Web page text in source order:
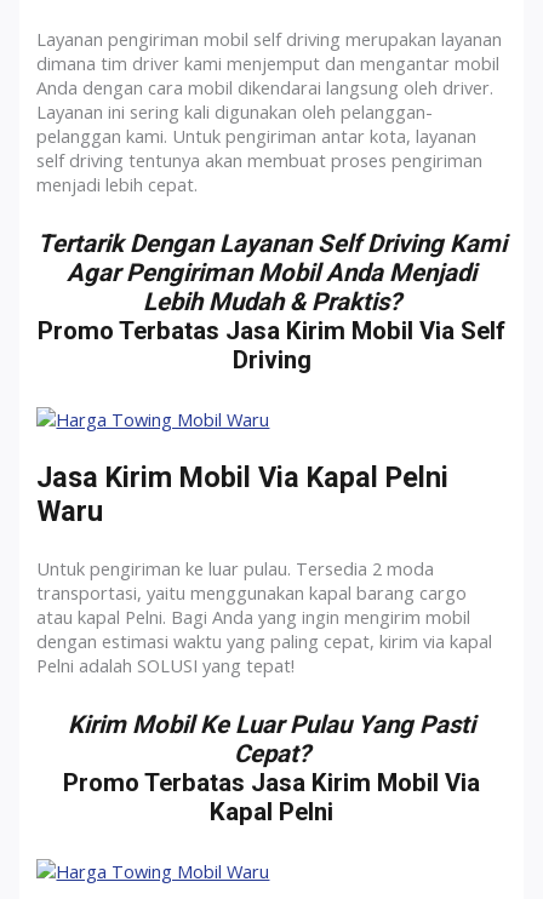
Layanan pengiriman mobil self driving merupakan layanan
dimana tim driver kami menjemput dan mengantar mobil
Anda dengan cara mobil dikendarai langsung oleh driver.
Layanan ini sering kali digunakan oleh pelanggan-
pelanggan kami. Untuk pengiriman antar kota, layanan
self driving tentunya akan membuat proses pengiriman
menjadi lebih cepat.
Tertarik Dengan Layanan Self Driving Kami
Agar Pengiriman Mobil Anda Menjadi
Lebih Mudah & Praktis?
Promo Terbatas Jasa Kirim Mobil Via Self
Driving
Jasa Kirim Mobil Via Kapal Pelni
Waru
Untuk pengiriman ke luar pulau. Tersedia 2 moda
transportasi, yaitu menggunakan kapal barang cargo
atau kapal Pelni. Bagi Anda yang ingin mengirim mobil
dengan estimasi waktu yang paling cepat, kirim via kapal
Pelni adalah SOLUSI yang tepat!
Kirim Mobil Ke Luar Pulau Yang Pasti
Cepat?
Promo Terbatas Jasa Kirim Mobil Via
Kapal Pelni